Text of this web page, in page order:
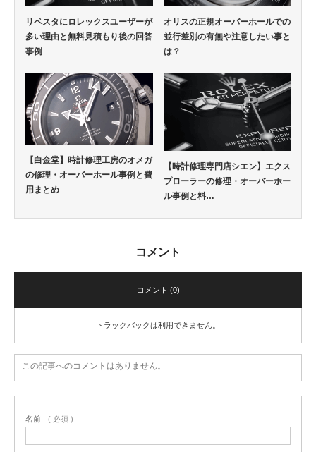
リペスタにロレックスユーザーが
多い理由と無料見積もり後の回答
事例
オリスの正規オーバーホールでの
並行差別の有無や注意したい事と
は？
【白金堂】時計修理工房のオメガ
の修理・オーバーホール事例と費
用まとめ
【時計修理専門店シエン】エクス
プローラーの修理・オーバーホー
ル事例と料…
コメント
コメント (0)
トラックバックは利用できません。
この記事へのコメントはありません。
名前 ( 必須 )